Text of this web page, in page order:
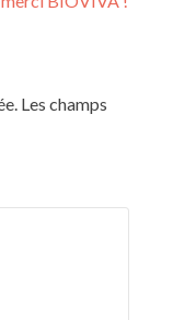
Les champs